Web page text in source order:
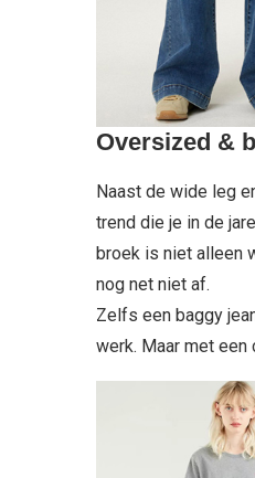
Oversized &
Naast de wide leg
trend die je in de
broek is niet alleen
nog net niet af.
Zelfs een baggy
werk. Maar met